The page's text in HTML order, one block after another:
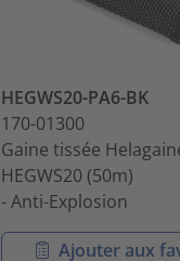
HEGWS20-PA6-BK
170-01300
Gaine tissée
HEGWS20 (50m)
- Anti-Explosion
Ajouter aux